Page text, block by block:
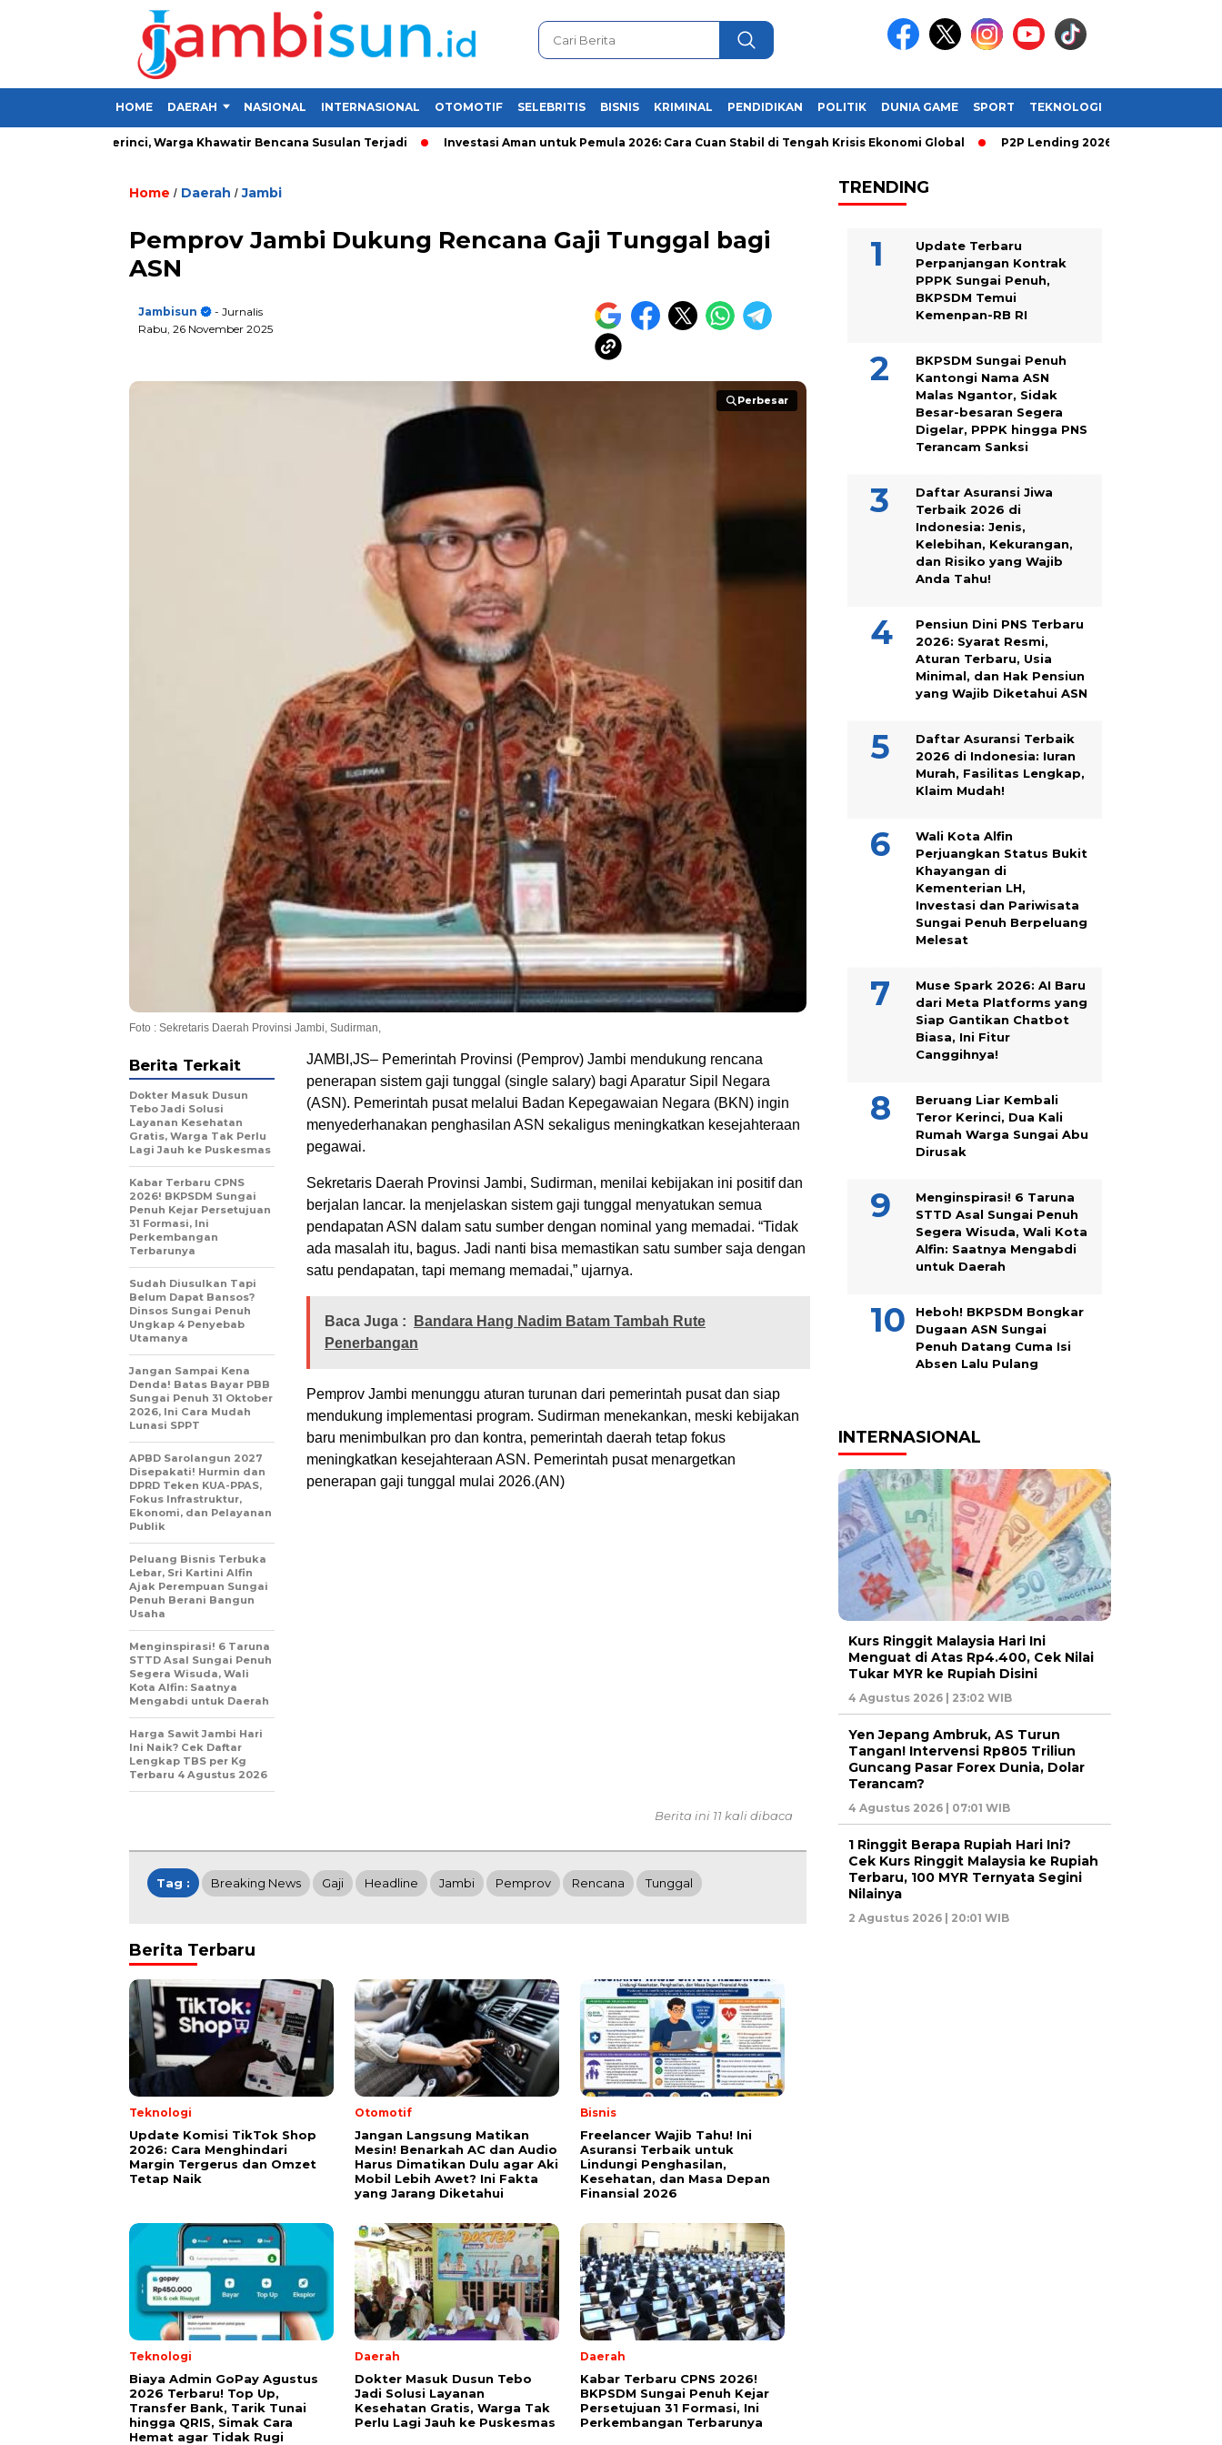
HOME DAERAH NASIONAL INTERNASIONAL OTOMOTIF SELEBRITIS BISNIS KRIMINAL PENDIDIKAN POLITIK DUNIA GAME SPORT TEKNOLOGI
Desa di Kerinci, Warga Khawatir Bencana Susulan Terjadi Investasi Aman untuk Pemula 2026: Cara Cuan Stabil di Tengah Krisis Ekonomi Global P2P Lending 2026: Cara Cerdas
Home / Daerah /Jambi
Pemprov Jambi Dukung Rencana Gaji Tunggal bagi
ASN
Jambisun
- Jurnalis
Rabu, 26 November 2025
Perbesar
Perbesar
Foto : Sekretaris Daerah Provinsi Jambi, Sudirman,
JAMBI,JS– Pemerintah Provinsi (Pemprov) Jambi mendukung rencana
penerapan sistem gaji tunggal (single salary) bagi Aparatur Sipil Negara
(ASN). Pemerintah pusat melalui Badan Kepegawaian Negara (BKN) ingin
menyederhanakan penghasilan ASN sekaligus meningkatkan kesejahteraan
pegawai.
Sekretaris Daerah Provinsi Jambi, Sudirman, menilai kebijakan ini positif dan
berjalan lancar. Ia menjelaskan sistem gaji tunggal menyatukan semua
pendapatan ASN dalam satu sumber dengan nominal yang memadai. “Tidak
ada masalah itu, bagus. Jadi nanti bisa memastikan satu sumber saja dengan
satu pendapatan, tapi memang memadai,” ujarnya.
Baca Juga :
Bandara Hang Nadim Batam Tambah Rute
Penerbangan
Pemprov Jambi menunggu aturan turunan dari pemerintah pusat dan siap
mendukung implementasi program. Sudirman menekankan, meski kebijakan
baru menimbulkan pro dan kontra, pemerintah daerah tetap fokus
meningkatkan kesejahteraan ASN. Pemerintah pusat menargetkan
penerapan gaji tunggal mulai 2026.(AN)
Berita Terkait
Dokter Masuk Dusun
Tebo Jadi Solusi
Layanan Kesehatan
Gratis, Warga Tak Perlu
Lagi Jauh ke Puskesmas
Kabar Terbaru CPNS
2026! BKPSDM Sungai
Penuh Kejar Persetujuan
31 Formasi, Ini
Perkembangan
Terbarunya
Sudah Diusulkan Tapi
Belum Dapat Bansos?
Dinsos Sungai Penuh
Ungkap 4 Penyebab
Utamanya
Jangan Sampai Kena
Denda! Batas Bayar PBB
Sungai Penuh 31 Oktober
2026, Ini Cara Mudah
Lunasi SPPT
APBD Sarolangun 2027
Disepakati! Hurmin dan
DPRD Teken KUA-PPAS,
Fokus Infrastruktur,
Ekonomi, dan Pelayanan
Publik
Peluang Bisnis Terbuka
Lebar, Sri Kartini Alfin
Ajak Perempuan Sungai
Penuh Berani Bangun
Usaha
Menginspirasi! 6 Taruna
STTD Asal Sungai Penuh
Segera Wisuda, Wali
Kota Alfin: Saatnya
Mengabdi untuk Daerah
Harga Sawit Jambi Hari
Ini Naik? Cek Daftar
Lengkap TBS per Kg
Terbaru 4 Agustus 2026
Berita ini 11 kali dibaca
Tag : Breaking News Gaji Headline Jambi Pemprov Rencana Tunggal
Berita Terbaru
Teknologi
Update Komisi TikTok Shop
2026: Cara Menghindari
Margin Tergerus dan Omzet
Tetap Naik
Otomotif
Jangan Langsung Matikan
Mesin! Benarkah AC dan Audio
Harus Dimatikan Dulu agar Aki
Mobil Lebih Awet? Ini Fakta
yang Jarang Diketahui
Bisnis
Freelancer Wajib Tahu! Ini
Asuransi Terbaik untuk
Lindungi Penghasilan,
Kesehatan, dan Masa Depan
Finansial 2026
Teknologi
Biaya Admin GoPay Agustus
2026 Terbaru! Top Up,
Transfer Bank, Tarik Tunai
hingga QRIS, Simak Cara
Hemat agar Tidak Rugi
Daerah
Dokter Masuk Dusun Tebo
Jadi Solusi Layanan
Kesehatan Gratis, Warga Tak
Perlu Lagi Jauh ke Puskesmas
Daerah
Kabar Terbaru CPNS 2026!
BKPSDM Sungai Penuh Kejar
Persetujuan 31 Formasi, Ini
Perkembangan Terbarunya
TRENDING
Update Terbaru
Perpanjangan Kontrak
PPPK Sungai Penuh,
BKPSDM Temui
Kemenpan-RB RI
BKPSDM Sungai Penuh
Kantongi Nama ASN
Malas Ngantor, Sidak
Besar-besaran Segera
Digelar, PPPK hingga PNS
Terancam Sanksi
Daftar Asuransi Jiwa
Terbaik 2026 di
Indonesia: Jenis,
Kelebihan, Kekurangan,
dan Risiko yang Wajib
Anda Tahu!
Pensiun Dini PNS Terbaru
2026: Syarat Resmi,
Aturan Terbaru, Usia
Minimal, dan Hak Pensiun
yang Wajib Diketahui ASN
Daftar Asuransi Terbaik
2026 di Indonesia: Iuran
Murah, Fasilitas Lengkap,
Klaim Mudah!
Wali Kota Alfin
Perjuangkan Status Bukit
Khayangan di
Kementerian LH,
Investasi dan Pariwisata
Sungai Penuh Berpeluang
Melesat
Muse Spark 2026: AI Baru
dari Meta Platforms yang
Siap Gantikan Chatbot
Biasa, Ini Fitur
Canggihnya!
Beruang Liar Kembali
Teror Kerinci, Dua Kali
Rumah Warga Sungai Abu
Dirusak
Menginspirasi! 6 Taruna
STTD Asal Sungai Penuh
Segera Wisuda, Wali Kota
Alfin: Saatnya Mengabdi
untuk Daerah
Heboh! BKPSDM Bongkar
Dugaan ASN Sungai
Penuh Datang Cuma Isi
Absen Lalu Pulang
INTERNASIONAL
Kurs Ringgit Malaysia Hari Ini
Menguat di Atas Rp4.400, Cek Nilai
Tukar MYR ke Rupiah Disini
4 Agustus 2026 | 23:02 WIB
Yen Jepang Ambruk, AS Turun
Tangan! Intervensi Rp805 Triliun
Guncang Pasar Forex Dunia, Dolar
Terancam?
4 Agustus 2026 | 07:01 WIB
1 Ringgit Berapa Rupiah Hari Ini?
Cek Kurs Ringgit Malaysia ke Rupiah
Terbaru, 100 MYR Ternyata Segini
Nilainya
2 Agustus 2026 | 20:01 WIB